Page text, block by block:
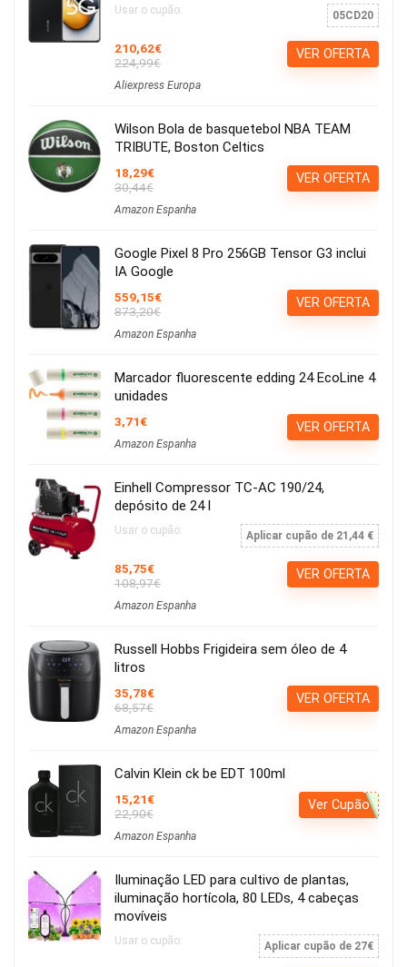
Usar o cupão: 05CD20
210,62€
224,99€
Aliexpress Europa
VER OFERTA
Wilson Bola de basquetebol NBA TEAM
TRIBUTE, Boston Celtics
18,29€
30,44€
Amazon Espanha
VER OFERTA
Google Pixel 8 Pro 256GB Tensor G3 inclui
IA Google
559,15€
873,20€
Amazon Espanha
VER OFERTA
Marcador fluorescente edding 24 EcoLine 4
unidades
3,71€
Amazon Espanha
VER OFERTA
Einhell Compressor TC-AC 190/24,
depósito de 24 l
Usar o cupão: Aplicar cupão de 21,44 €
85,75€
108,97€
Amazon Espanha
VER OFERTA
Russell Hobbs Frigideira sem óleo de 4
litros
35,78€
68,57€
Amazon Espanha
VER OFERTA
Calvin Klein ck be EDT 100ml
15,21€
22,90€
Amazon Espanha
Ver Cupão
Iluminação LED para cultivo de plantas,
iluminação hortícola, 80 LEDs, 4 cabeças
movíveis
Usar o cupão: Aplicar cupão de 27€